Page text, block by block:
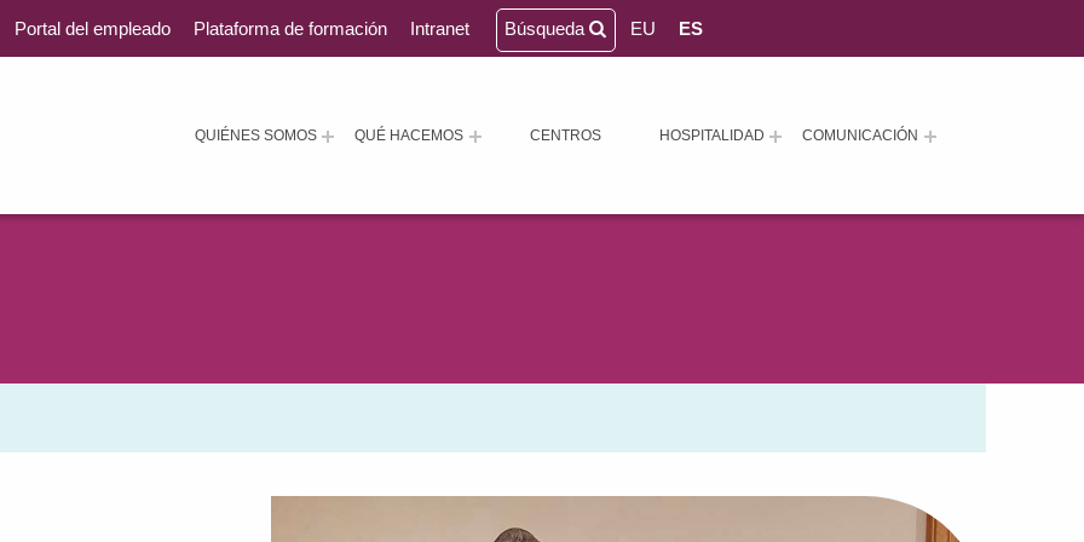
QUIÉNES SOMOS QUÉ HACEMOS CENTROS HOSPITALIDAD COMUNICACIÓN
Portal del empleado Plataforma de formación Intranet Búsqueda EU ES